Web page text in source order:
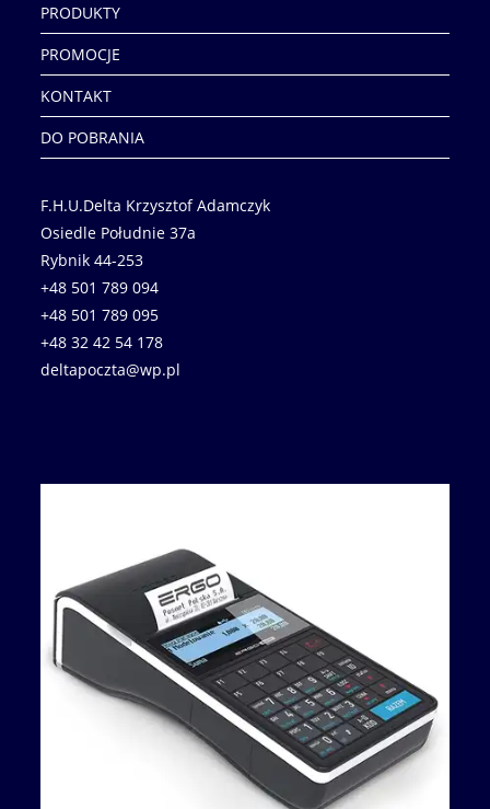
PRODUKTY
PROMOCJE
KONTAKT
DO POBRANIA
F.H.U.Delta Krzysztof Adamczyk
Osiedle Południe 37a
Rybnik 44-253
+48 501 789 094
+48 501 789 095
+48 32 42 54 178
deltapoczta@wp.pl